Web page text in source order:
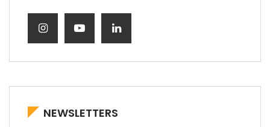
NEWSLETTERS